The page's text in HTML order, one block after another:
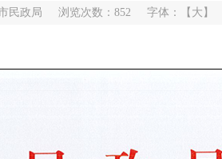
民政局 浏览次数： 852 字体： 【大】